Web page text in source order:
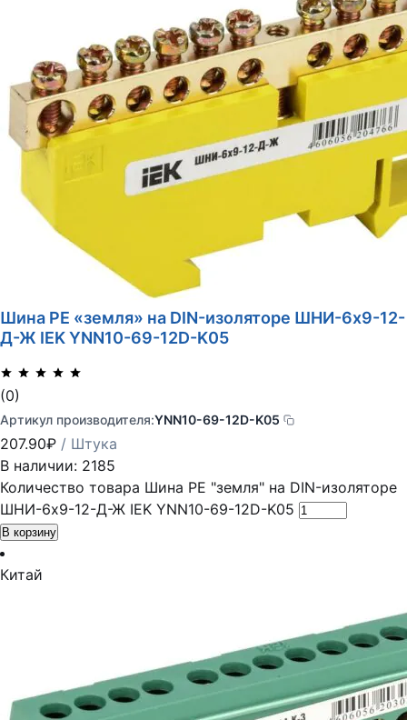
Шина PE «земля» на DIN-изоляторе ШНИ-6х9-12-
Д-Ж IEK YNN10-69-12D-K05
(0)
Артикул производителя:YNN10-69-12D-K05
207.90₽ / Штука
В наличии: 2185
Количество товара Шина PE "земля" на DIN-изоляторе
ШНИ-6х9-12-Д-Ж IEK YNN10-69-12D-K05
В корзину
Китай